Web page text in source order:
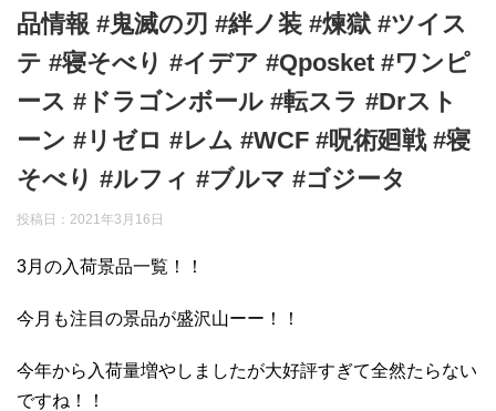
品情報 #鬼滅の刃 #絆ノ装 #煉獄 #ツイス
テ #寝そべり #イデア #Qposket #ワンピ
ース #ドラゴンボール #転スラ #Drスト
ーン #リゼロ #レム #WCF #呪術廻戦 #寝
そべり #ルフィ #ブルマ #ゴジータ
投稿日： 2021年3月16日
3月の入荷景品一覧！！
今月も注目の景品が盛沢山ーー！！
今年から入荷量増やしましたが大好評すぎて全然たらない
ですね！！